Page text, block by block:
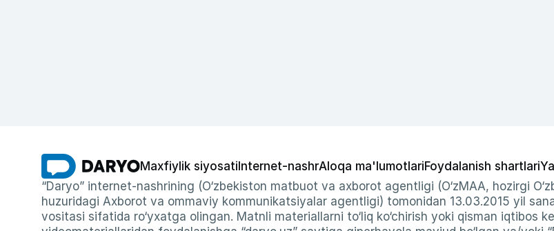
Maxfiylik siyosati Internet-nashrAloqa ma'lumotlariFoydalanish shartlari
“Daryo” internet-nashrining (O‘zbekiston matbuot va axborot agentligi (O‘zMAA, hozirgi
huzuridagi Axborot va ommaviy kommunikatsiyalar agentligi) tomonidan 13.03.2015 yil
vositasi sifatida ro‘yxatga olingan. Matnli materiallarni to‘liq ko‘chirish yoki qisman